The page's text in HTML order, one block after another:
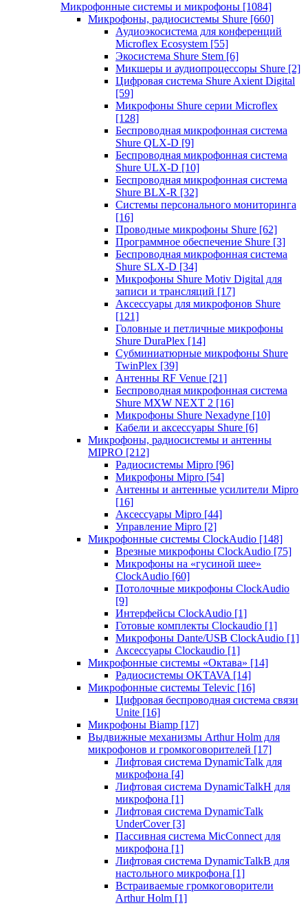
Микрофонные системы и микрофоны [1084]
Микрофоны, радиосистемы Shure [660]
Аудиоэкосистема для конференций
Microflex Ecosystem [55]
Экосистема Shure Stem [6]
Микшеры и аудиопроцессоры Shure [2]
Цифровая система Shure Axient Digital
[59]
Микрофоны Shure серии Microflex
[128]
Беспроводная микрофонная система
Shure QLX-D [9]
Беспроводная микрофонная система
Shure ULX-D [10]
Беспроводная микрофонная система
Shure BLX-R [32]
Системы персонального мониторинга
[16]
Проводные микрофоны Shure [62]
Программное обеспечение Shure [3]
Беспроводная микрофонная система
Shure SLX-D [34]
Микрофоны Shure Motiv Digital для
записи и трансляций [17]
Аксессуары для микрофонов Shure
[121]
Головные и петличные микрофоны
Shure DuraPlex [14]
Субминиатюрные микрофоны Shure
TwinPlex [39]
Антенны RF Venue [21]
Беспроводная микрофонная система
Shure MXW NEXT 2 [16]
Микрофоны Shure Nexadyne [10]
Кабели и аксессуары Shure [6]
Микрофоны, радиосистемы и антенны
MIPRO [212]
Радиосистемы Mipro [96]
Микрофоны Mipro [54]
Антенны и антенные усилители Mipro
[16]
Аксессуары Mipro [44]
Управление Mipro [2]
Микрофонные системы ClockAudio [148]
Врезные микрофоны ClockAudio [75]
Микрофоны на «гусиной шее»
ClockAudio [60]
Потолочные микрофоны ClockAudio
[9]
Интерфейсы ClockAudio [1]
Готовые комплекты Clockaudio [1]
Микрофоны Dante/USB ClockAudio [1]
Аксессуары Clockaudio [1]
Микрофонные системы «Октава» [14]
Радиосистемы OKTAVA [14]
Микрофонные системы Televic [16]
Цифровая беспроводная система связи
Unite [16]
Микрофоны Biamp [17]
Выдвижные механизмы Arthur Holm для
микрофонов и громкоговорителей [17]
Лифтовая система DynamicTalk для
микрофона [4]
Лифтовая система DynamicTalkH для
микрофона [1]
Лифтовая система DynamicTalk
UnderCover [3]
Пассивная система MicConnect для
микрофона [1]
Лифтовая система DynamicTalkB для
настольного микрофона [1]
Встраиваемые громкоговорители
Arthur Holm [1]